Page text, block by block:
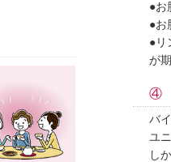
●お
●お
●リ
が
④
バ
ユ
し